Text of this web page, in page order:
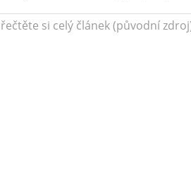
si celý článek (původní